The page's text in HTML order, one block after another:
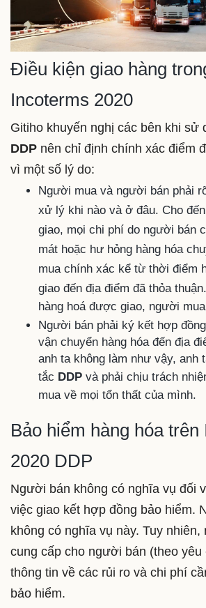
Điều kiện giao hàng
Incoterms 2020
Gitiho khuyến nghị các bên khi sử
DDP nên chỉ định chính xác điểm
vì một số lý do:
Người mua và người bán phải
xử lý khi nào và ở đâu. Cho
giao, mọi chi phí do người bán
mát hoặc hư hỏng hàng hóa
mua chính xác kể từ thời điểm
giao đến địa điểm đã thỏa thuận.
hàng hoá được giao, người
Người bán phải ký kết hợp
vận chuyển hàng hóa đến địa
anh ta không làm như vậy, anh
tắc DDP và phải chịu trách
mua về mọi tổn thất của mình.
Bảo hiểm hàng hóa trên
2020 DDP
Người bán không có nghĩa vụ đối
việc giao kết hợp đồng bảo hiểm.
không có nghĩa vụ này. Tuy
cung cấp cho người bán (theo yêu
thông tin về các rủi ro và chi phí
bảo hiểm.